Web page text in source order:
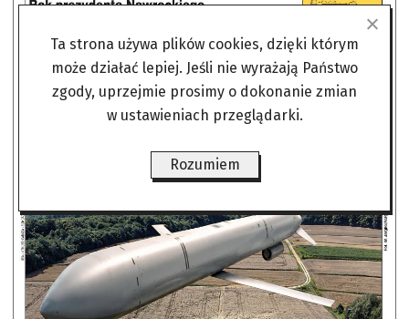
Ta strona używa plików cookies, dzięki którym
może działać lepiej. Jeśli nie wyrażają Państwo
zgody, uprzejmie prosimy o dokonanie zmian
w ustawieniach przeglądarki.
Rozumiem